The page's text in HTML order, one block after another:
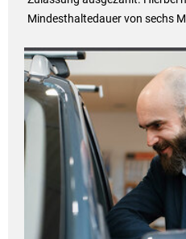
Mindesthaltedauer von sechs